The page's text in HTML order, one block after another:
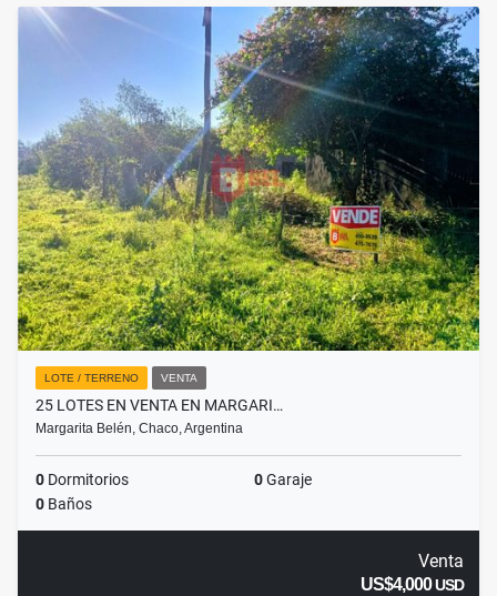
LOTE / TERRENO VENTA
25 LOTES EN VENTA EN MARGARI…
Margarita Belén, Chaco, Argentina
0 Dormitorios 0Garaje
0 Baños
Venta
US$4,000USD